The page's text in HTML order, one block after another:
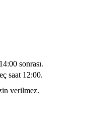
sonrası.
saat 12:00.
verilmez.